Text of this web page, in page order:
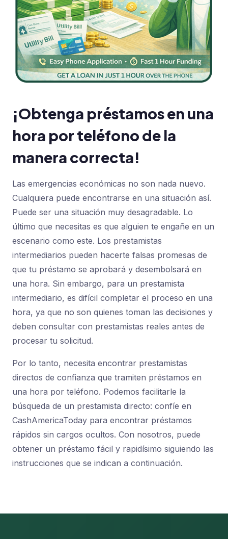
¡Obtenga préstamos en una
hora por teléfono de la
manera correcta!
Las emergencias económicas no son nada nuevo.
Cualquiera puede encontrarse en una situación así.
Puede ser una situación muy desagradable. Lo
último que necesitas es que alguien te engañe en un
escenario como este. Los prestamistas
intermediarios pueden hacerte falsas promesas de
que tu préstamo se aprobará y desembolsará en
una hora. Sin embargo, para un prestamista
intermediario, es difícil completar el proceso en una
hora, ya que no son quienes toman las decisiones y
deben consultar con prestamistas reales antes de
procesar tu solicitud.
Por lo tanto, necesita encontrar prestamistas
directos de confianza que tramiten préstamos en
una hora por teléfono. Podemos facilitarle la
búsqueda de un prestamista directo: confíe en
CashAmericaToday para encontrar préstamos
rápidos sin cargos ocultos. Con nosotros, puede
obtener un préstamo fácil y rapidísimo siguiendo las
instrucciones que se indican a continuación.